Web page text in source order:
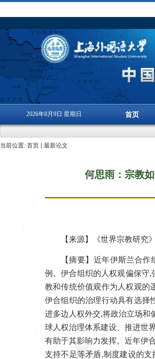
2026年8月9日 星期日 首页
当前位置: 首页 最新论文
何思雨：宗教
【来源】《世界宗教研究》
【摘要】近年伊斯兰合作
例。伊合组织的人权观偏保守,
教和传统价值观作为人权观的
伊合组织的治理行动具有选择
进多边人权外交,将政治立场和
球人权治理体系建设、推进世
有助于其影响力发挥。近年伊
支持不足等矛盾,制度建设的支